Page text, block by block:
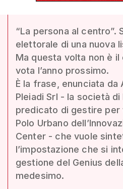
“La persona al centro”.
elettorale di una nuova
Ma questa volta non è il
vota l’anno prossimo.
È la frase, enunciata da
Pleiadi Srl - la società di
predicato di gestire per
Polo Urbano
Center - che vuole
l’impostazione che si
gestione del Genius
medesimo.